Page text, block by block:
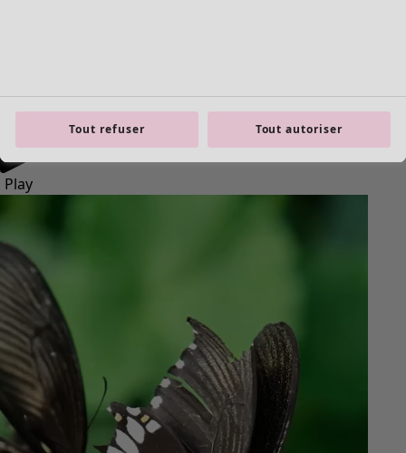
Play
Tout refuser Tout autoriser